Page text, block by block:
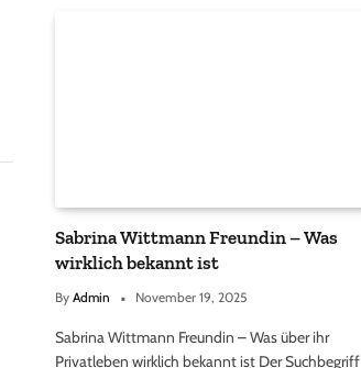
Sabrina Wittmann Freundin – Was
wirklich bekannt ist
By Admin November 19, 2025
Sabrina Wittmann Freundin – Was über ihr
Privatleben wirklich bekannt ist Der Suchbegriff